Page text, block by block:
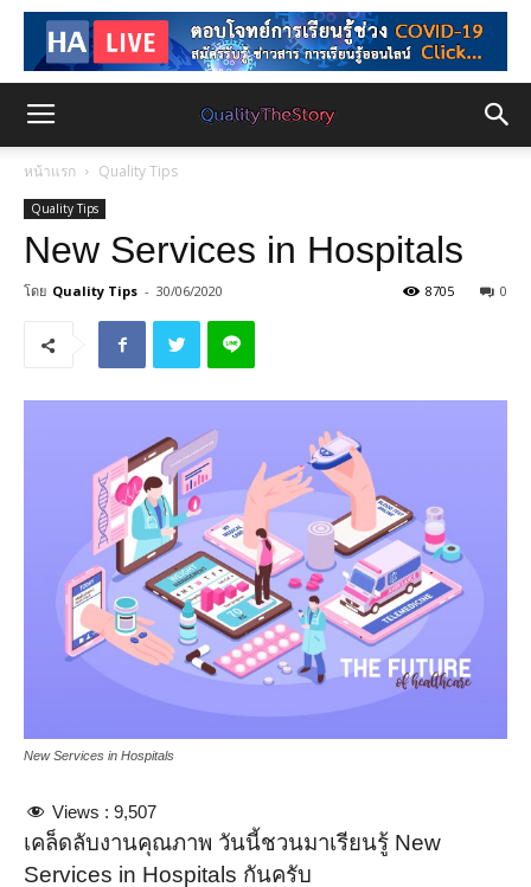
หน้าแรก Quality Tips
Quality Tips
New Services in Hospitals
โดย Quality Tips - 30/06/2020 0
8705
New Services in Hospitals
Views : 9,507
เคล็ดลับงานคุณภาพ วันนี้ชวนมาเรียนรู้ New
Services in Hospitals กันครับ